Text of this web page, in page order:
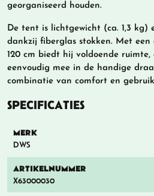
georganiseerd houden.
De tent is lichtgewicht (ca. 1,3
dankzij fiberglas stokken. Met een
120 cm biedt hij voldoende ruimte,
eenvoudig mee in de handige
combinatie van comfort en
SPECIFICATIES
MERK
DWS
ARTIKELNUMMER
X63000030